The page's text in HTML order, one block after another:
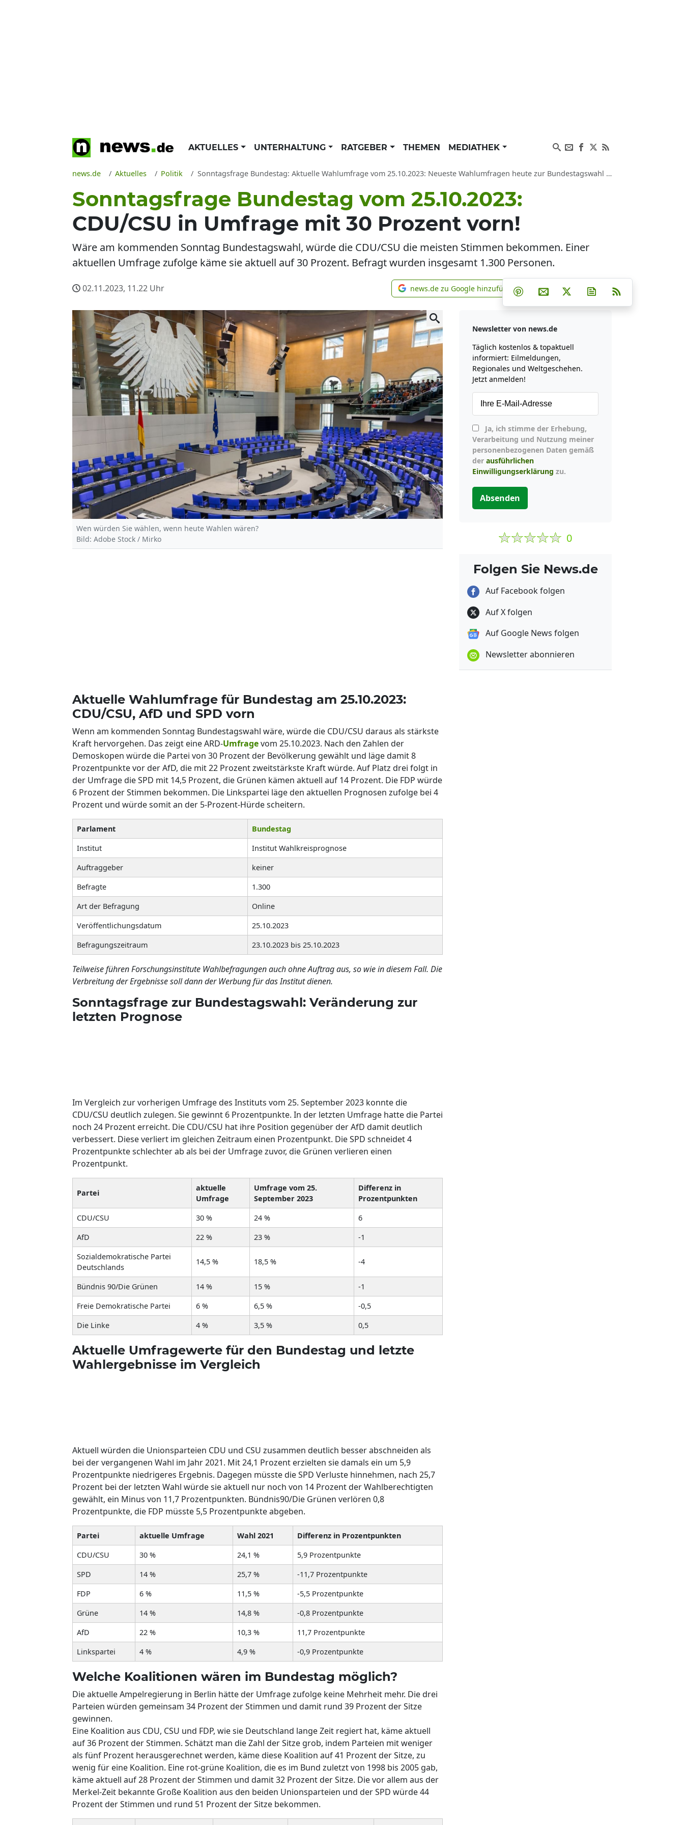
AKTUELLES UNTERHALTUNG RATGEBER THEMEN MEDIATHEK
news.de Aktuelles Politik Sonntagsfrage Bundestag: Aktuelle Wahlumfrage vom 25.10.2023: Neueste Wahlumfragen heute zur Bundestagswahl durch Institut Wahlkreisprognose, Umfragewerte CDU/CSU, AfD, SPD
Sonntagsfrage Bundestag vom 25.10.2023:
CDU/CSU in Umfrage mit 30 Prozent vorn!
Wäre am kommenden Sonntag Bundestagswahl, würde die CDU/CSU die meisten Stimmen bekommen. Einer
aktuellen Umfrage zufolge käme sie aktuell auf 30 Prozent. Befragt wurden insgesamt 1.300 Personen.
02.11.2023, 11.22 Uhr news.de zu Google hinzufügen
news.de zu Google hinzufügen Teilen auf Facebook
Teilen auf Whatsapp
Teilen auf Telegram
Teilen auf Pinterest
Per E-Mail teilen
Post auf XNewsletter
Wen würden Sie wählen, wenn heute Wahlen wären?
Bild: Adobe Stock / Mirko
Aktuelle Wahlumfrage für Bundestag am 25.10.2023:
CDU/CSU, AfD und SPD vorn
Wenn am kommenden Sonntag Bundestagswahl wäre, würde die CDU/CSU daraus als stärkste
Kraft hervorgehen. Das zeigt eine ARD-Umfragevom 25.10.2023. Nach den Zahlen der
Demoskopen würde die Partei von 30 Prozent der Bevölkerung gewählt und läge damit 8
Prozentpunkte vor der AfD, die mit 22 Prozent zweitstärkste Kraft würde. Auf Platz drei folgt in
der Umfrage die SPD mit 14,5 Prozent, die Grünen kämen aktuell auf 14 Prozent. Die FDP würde
6 Prozent der Stimmen bekommen. Die Linkspartei läge den aktuellen Prognosen zufolge bei 4
Prozent und würde somit an der 5-Prozent-Hürde scheitern.
Parlament
Bundestag
Institut
Institut Wahlkreisprognose
Auftraggeber
keiner
Befragte
1.300
Art der Befragung
Online
Veröffentlichungsdatum
25.10.2023
Befragungszeitraum
23.10.2023 bis 25.10.2023
Teilweise führen Forschungsinstitute Wahlbefragungen auch ohne Auftrag aus, so wie in diesem Fall. Die
Verbreitung der Ergebnisse soll dann der Werbung für das Institut dienen.
Sonntagsfrage zur Bundestagswahl: Veränderung zur
letzten Prognose
Im Vergleich zur vorherigen Umfrage des Instituts vom 25. September 2023 konnte die
CDU/CSU deutlich zulegen. Sie gewinnt 6 Prozentpunkte. In der letzten Umfrage hatte die Partei
noch 24 Prozent erreicht. Die CDU/CSU hat ihre Position gegenüber der AfD damit deutlich
verbessert. Diese verliert im gleichen Zeitraum einen Prozentpunkt. Die SPD schneidet 4
Prozentpunkte schlechter ab als bei der Umfrage zuvor, die Grünen verlieren einen
Prozentpunkt.
Partei
aktuelle
Umfrage
Umfrage vom 25.
September 2023
Differenz in
Prozentpunkten
CDU/CSU
30 % 24 %
6
AfD
22 % 23 %
-1
Sozialdemokratische Partei
Deutschlands
14,5 % 18,5 % -4
Bündnis 90/Die Grünen 14 % 15 %
-1
Freie Demokratische Partei
6 % 6,5 %
-0,5
Die Linke
4 % 3,5 % 0,5
Aktuelle Umfragewerte für den Bundestag und letzte
Wahlergebnisse im Vergleich
Aktuell würden die Unionsparteien CDU und CSU zusammen deutlich besser abschneiden als
bei der vergangenen Wahl im Jahr 2021. Mit 24,1 Prozent erzielten sie damals ein um 5,9
Prozentpunkte niedrigeres Ergebnis. Dagegen müsste die SPD Verluste hinnehmen, nach 25,7
Prozent bei der letzten Wahl würde sie aktuell nur noch von 14 Prozent der Wahlberechtigten
gewählt, ein Minus von 11,7 Prozentpunkten. Bündnis90/Die Grünen verlören 0,8
Prozentpunkte, die FDP müsste 5,5 Prozentpunkte abgeben.
Partei aktuelle Umfrage Wahl 2021
Differenz in Prozentpunkten
CDU/CSU
30 % 24,1 %
5,9 Prozentpunkte
SPD
14 % 25,7 %
-11,7 Prozentpunkte
FDP
6 % 11,5 %
-5,5 Prozentpunkte
Grüne
14 % 14,8 %
-0,8 Prozentpunkte
AfD
22 % 10,3 %
11,7 Prozentpunkte
Linkspartei
4 % 4,9 % -0,9 Prozentpunkte
Welche Koalitionen wären im Bundestag möglich?
Die aktuelle Ampelregierung in Berlin hätte der Umfrage zufolge keine Mehrheit mehr. Die drei
Parteien würden gemeinsam 34 Prozent der Stimmen und damit rund 39 Prozent der Sitze
gewinnen.
Eine Koalition aus CDU, CSU und FDP, wie sie Deutschland lange Zeit regiert hat, käme aktuell
auf 36 Prozent der Stimmen. Schätzt man die Zahl der Sitze grob, indem Parteien mit weniger
als fünf Prozent herausgerechnet werden, käme diese Koalition auf 41 Prozent der Sitze, zu
wenig für eine Koalition. Eine rot-grüne Koalition, die es im Bund zuletzt von 1998 bis 2005 gab,
käme aktuell auf 28 Prozent der Stimmen und damit 32 Prozent der Sitze. Die vor allem aus der
Merkel-Zeit bekannte Große Koalition aus den beiden Unionsparteien und der SPD würde 44
Prozent der Stimmen und rund 51 Prozent der Sitze bekommen.
Newsletter von news.de
Täglich kostenlos & topaktuell
informiert: Eilmeldungen,
Regionales und Weltgeschehen.
Jetzt anmelden!
Verarbeitung und Nutzung meiner
personenbezogenen Daten gemäß
der ausführlichen
Einwilligungserklärung zu.
Absenden
0
Folgen Sie News.de
Auf Facebook folgen
Auf X folgen
Auf Google News folgen
Newsletter abonnieren